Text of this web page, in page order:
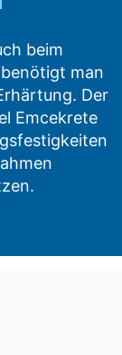
beim
man
Der
Emcekrete